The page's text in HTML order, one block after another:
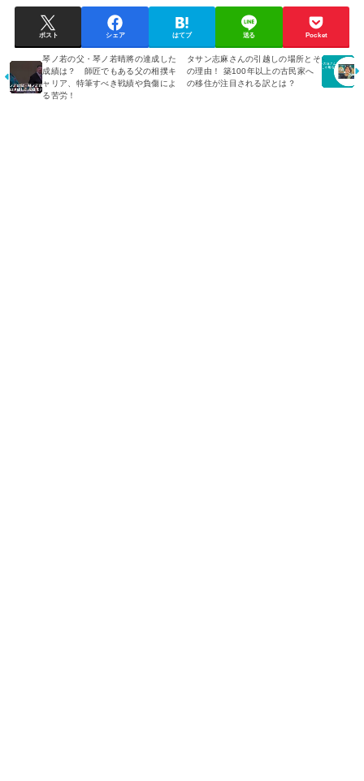
ポスト シェア はてブ 送る Pocket
琴ノ若の父・琴ノ若晴將の達成した
成績は？ 師匠でもある父の相撲キ
ャリア、特筆すべき戦績や負傷によ
る苦労！
タサン志麻さんの引越しの場所とそ
の理由！ 築100年以上の古民家へ
の移住が注目される訳とは？